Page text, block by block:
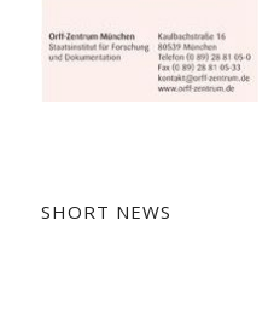
SHORT NEWS